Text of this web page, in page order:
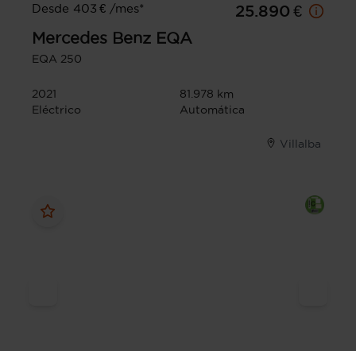
Desde 403 € /mes*
25.890 €
Mercedes Benz EQA
EQA 250
2021
81.978 km
Eléctrico
Automática
Villalba